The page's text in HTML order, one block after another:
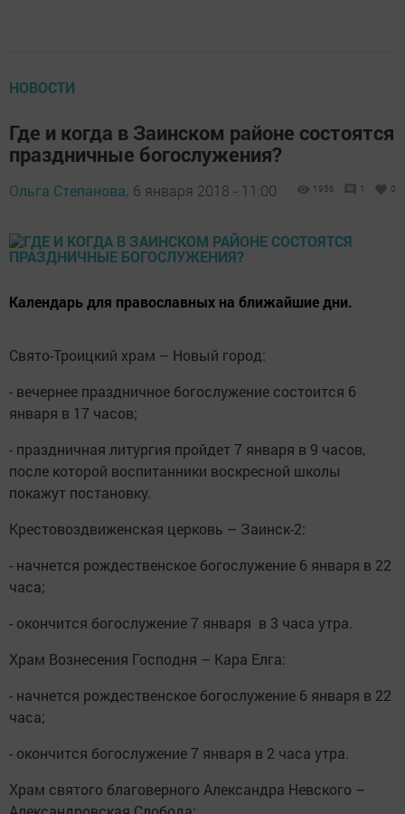
НОВОСТИ
Где и когда в Заинском районе состоятся
праздничные богослужения?
Ольга Степанова, 6 января 2018 - 11:00 1956 1 0
Календарь для православных на ближайшие дни.
Свято-Троицкий храм – Новый город:
- вечернее праздничное богослужение состоится 6
января в 17 часов;
- праздничная литургия пройдет 7 января в 9 часов,
после которой воспитанники воскресной школы
покажут постановку.
Крестовоздвиженская церковь – Заинск-2:
- начнется рождественское богослужение 6 января в 22
часа;
- окончится богослужение 7 января в 3 часа утра.
Храм Вознесения Господня – Кара Елга:
- начнется рождественское богослужение 6 января в 22
часа;
- окончится богослужение 7 января в 2 часа утра.
Храм святого благоверного Александра Невского –